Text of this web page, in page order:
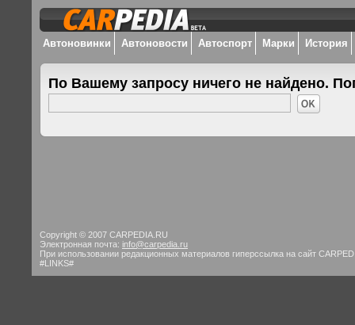
Автоновинки Автоновости Автоспорт Марки История
По Вашему запросу ничего не найдено.
Copyright © 2007 CARPEDIA.RU
Электронная почта: info@carpedia.ru
При использовании редакционных материалов гиперссылка на сайт
#LINKS#